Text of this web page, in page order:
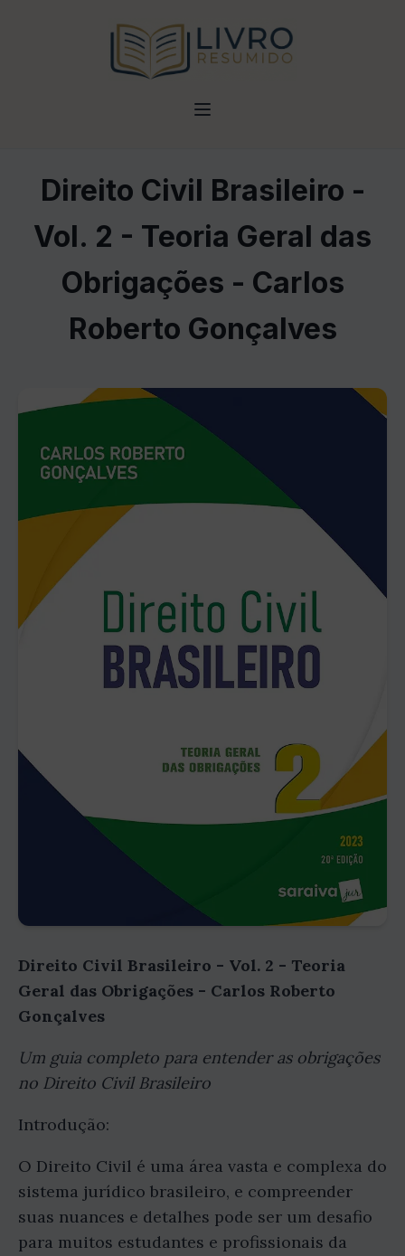
Direito Civil Brasileiro -
Vol. 2 - Teoria Geral das
Obrigações - Carlos
Roberto Gonçalves
Direito Civil Brasileiro - Vol. 2 - Teoria
Geral das Obrigações - Carlos Roberto
Gonçalves
Um guia completo para entender as obrigações
no Direito Civil Brasileiro
Introdução:
O Direito Civil é uma área vasta e complexa do
sistema jurídico brasileiro, e compreender
suas nuances e detalhes pode ser um desafio
para muitos estudantes e profissionais da